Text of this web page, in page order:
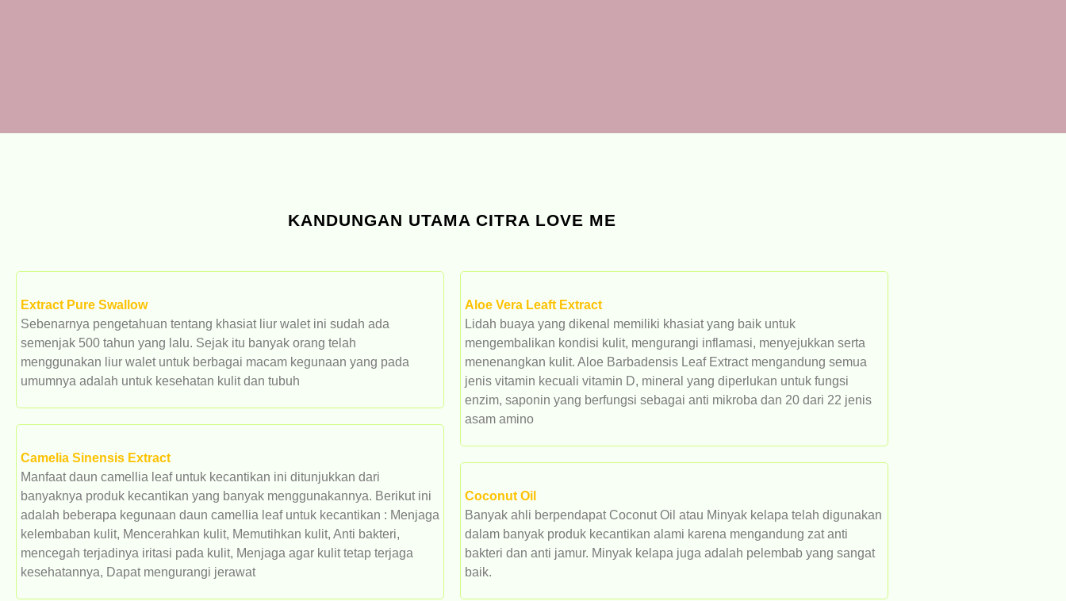
KANDUNGAN UTAMA CITRA LOVE ME
Extract Pure Swallow
Sebenarnya pengetahuan tentang khasiat liur walet ini sudah ada
semenjak 500 tahun yang lalu. Sejak itu banyak orang telah
menggunakan liur walet untuk berbagai macam kegunaan yang pada
umumnya adalah untuk kesehatan kulit dan tubuh
Camelia Sinensis Extract
Manfaat daun camellia leaf untuk kecantikan ini ditunjukkan dari
banyaknya produk kecantikan yang banyak menggunakannya. Berikut ini
adalah beberapa kegunaan daun camellia leaf untuk kecantikan : Menjaga
kelembaban kulit, Mencerahkan kulit, Memutihkan kulit, Anti bakteri,
mencegah terjadinya iritasi pada kulit, Menjaga agar kulit tetap terjaga
kesehatannya, Dapat mengurangi jerawat
Aloe Vera Leaft Extract
Lidah buaya yang dikenal memiliki khasiat yang baik untuk
mengembalikan kondisi kulit, mengurangi inflamasi, menyejukkan serta
menenangkan kulit. Aloe Barbadensis Leaf Extract mengandung semua
jenis vitamin kecuali vitamin D, mineral yang diperlukan untuk fungsi
enzim, saponin yang berfungsi sebagai anti mikroba dan 20 dari 22 jenis
asam amino
Coconut Oil
Banyak ahli berpendapat Coconut Oil atau Minyak kelapa telah digunakan
dalam banyak produk kecantikan alami karena mengandung zat anti
bakteri dan anti jamur. Minyak kelapa juga adalah pelembab yang sangat
baik.